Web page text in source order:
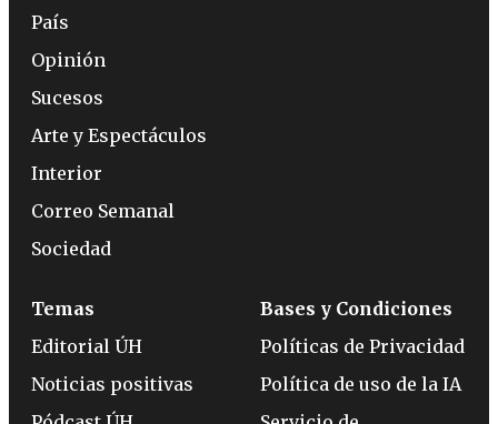
País
Opinión
Sucesos
Arte y Espectáculos
Interior
Correo Semanal
Sociedad
Temas
Editorial ÚH
Noticias positivas
Bases y Condiciones
Políticas de Privacidad
Política de uso de la IA